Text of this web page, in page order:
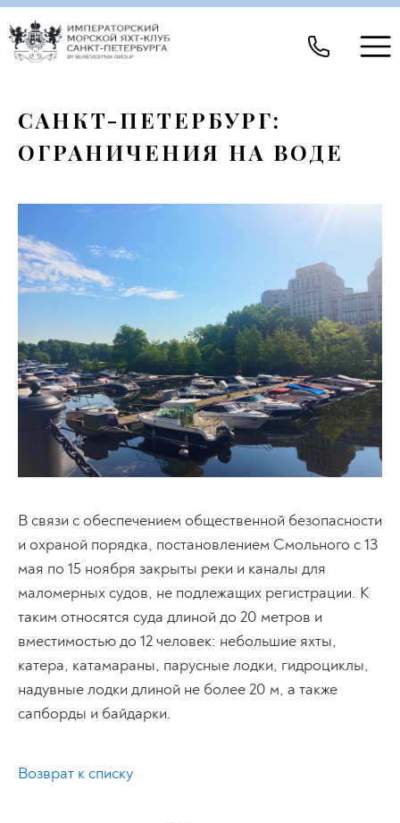
САНКТ-ПЕТЕРБУРГ:
ОГРАНИЧЕНИЯ НА ВОДЕ
В связи с обеспечением общественной безопасности
и охраной порядка, постановлением Смольного с 13
мая по 15 ноября закрыты реки и каналы для
маломерных судов, не подлежащих регистрации. К
таким относятся суда длиной до 20 метров и
вместимостью до 12 человек: небольшие яхты,
катера, катамараны, парусные лодки, гидроциклы,
надувные лодки длиной не более 20 м, а также
сапборды и байдарки.
Возврат к списку